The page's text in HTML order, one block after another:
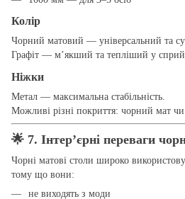
Колір
Чорний матовий — універсальний та
Графіт — м’якший та тепліший у
Ніжки
Метал — максимальна стабільність.
Можливі різні покриття: чорний мат
🌟 7. Інтер’єрні переваги
Чорні матові столи широко
тому що вони:
не виходять з моди